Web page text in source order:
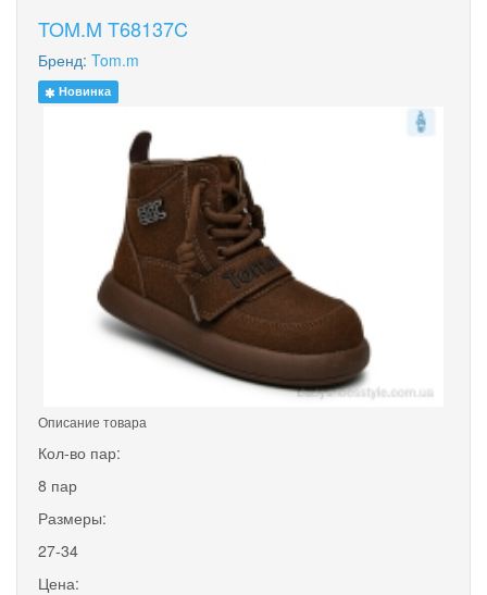
TOM.M T68137C
Бренд: Tom.m
Новинка
Описание товара
Кол-во пар:
8 пар
Размеры:
27-34
Цена: